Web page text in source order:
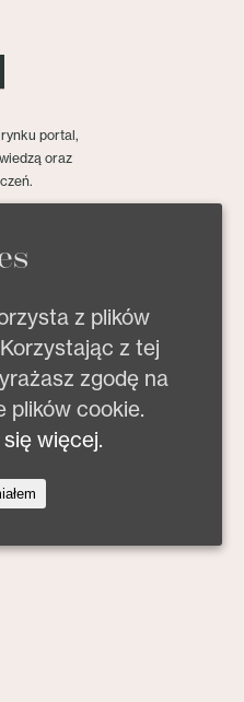
portal,
oraz
z plików
z tej
zgodę na
plików cookie.
więcej.